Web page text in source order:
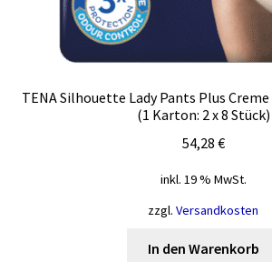
TENA Silhouette Lady Pants Plus
(1 Karton: 2 x 8 Stück)
54,28 €
inkl. 19 % MwSt.
zzgl. Versandkosten
In den Warenkorb